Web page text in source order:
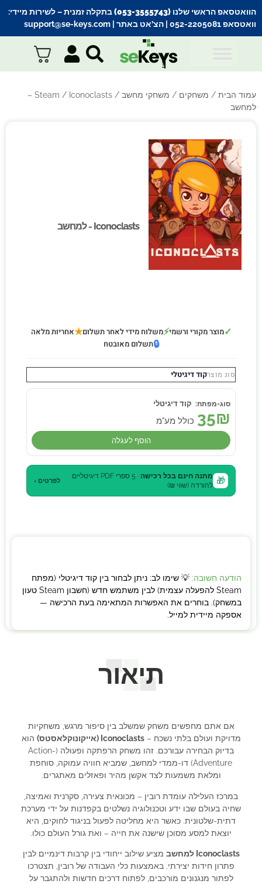
הוואטסאפ הראשי שלנו (053-3555743) בתקלה זמנית
– לשירות מיידי:
וואטסאפ 052-2205081
| הצ’אט באתר | support@se-keys.com
עמוד הבית / משחקים / משחקי מחשב /
Steam
/ Iconoclasts –
למחשב
Iconoclasts - למחשב
Iconoclasts - למחשב
✓מוצר מקורי ורשמי⚡משלוח מידי לאחר תשלום★אחריות מלאה
🔒תשלום מאובטח
סוג מוצרקוד דיגיטלי
קוד דיגיטלי
35₪ כולל מע"מ
הוסף לעגלה
🎁 מתנה חינם בכל רכישה
· 5 ספרי PDF דיגיטליים
להורדה (שווי ₪)
לפרטים ›
הודעה חשובה: 💡 שימו לב: ניתן לבחור בין קוד דיגיטלי (מפתח
Steam להפעלה עצמית) לבין משתמש חדש (חשבון Steam טעון
במשחק). בוחרים את האפשרות המתאימה בעת הרכישה —
אספקה מיידית למייל.
תיאור
אם אתם מחפשים משחק שמשלב בין סיפור מרגש, משחקיות
מדויקת ועולם בלתי נשכח –Iconoclasts (אייקונוקלאסטס)
הוא
בדיוק הבחירה עבורכם. זהו משחק הרפתקה ופעולה (Action-
Adventure) דו-ממדי למחשב, שמביא חוויה עמוקה, סוחפת
ומלאת משמעות לצד אקשן מהיר ופאזלים מאתגרים.
במרכז העלילה עומדת רובין – מכונאית צעירה, סקרנית ואמיצה,
שחיה בעולם שבו ידע וטכנולוגיה נשלטים בקפדנות על ידי מערכת
דתית-שלטונית. כאשר היא מחליטה לפעול בניגוד לחוקים, היא
יוצאת למסע מסוכן שישנה את חייה – ואת גורל העולם כולו.
Iconoclasts למחשב
מציע שילוב ייחודי בין קרבות דינמיים לבין
פתרון חידות יצירתי. באמצעות כלי העבודה של רובין, תצטרכו
לפתור מנגנונים מורכבים, לפתוח דרכים חדשות ולהתגבר על